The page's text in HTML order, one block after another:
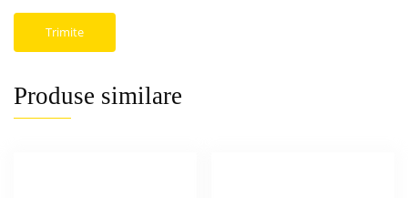
Produse similare